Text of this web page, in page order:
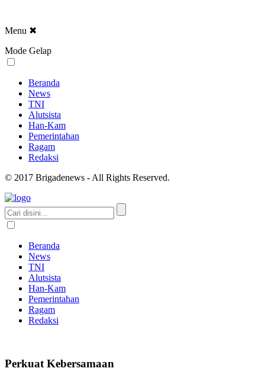
Menu ✖
Mode Gelap
Beranda
News
TNI
Alutsista
Han-Kam
Pemerintahan
Ragam
Redaksi
© 2017 Brigadenews - All Rights Reserved.
Beranda
News
TNI
Alutsista
Han-Kam
Pemerintahan
Ragam
Redaksi
Perkuat Kebersamaan